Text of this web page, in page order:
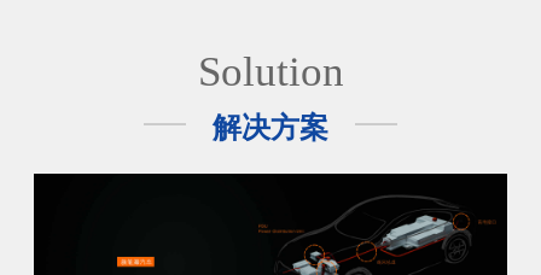
Solution
解决方案